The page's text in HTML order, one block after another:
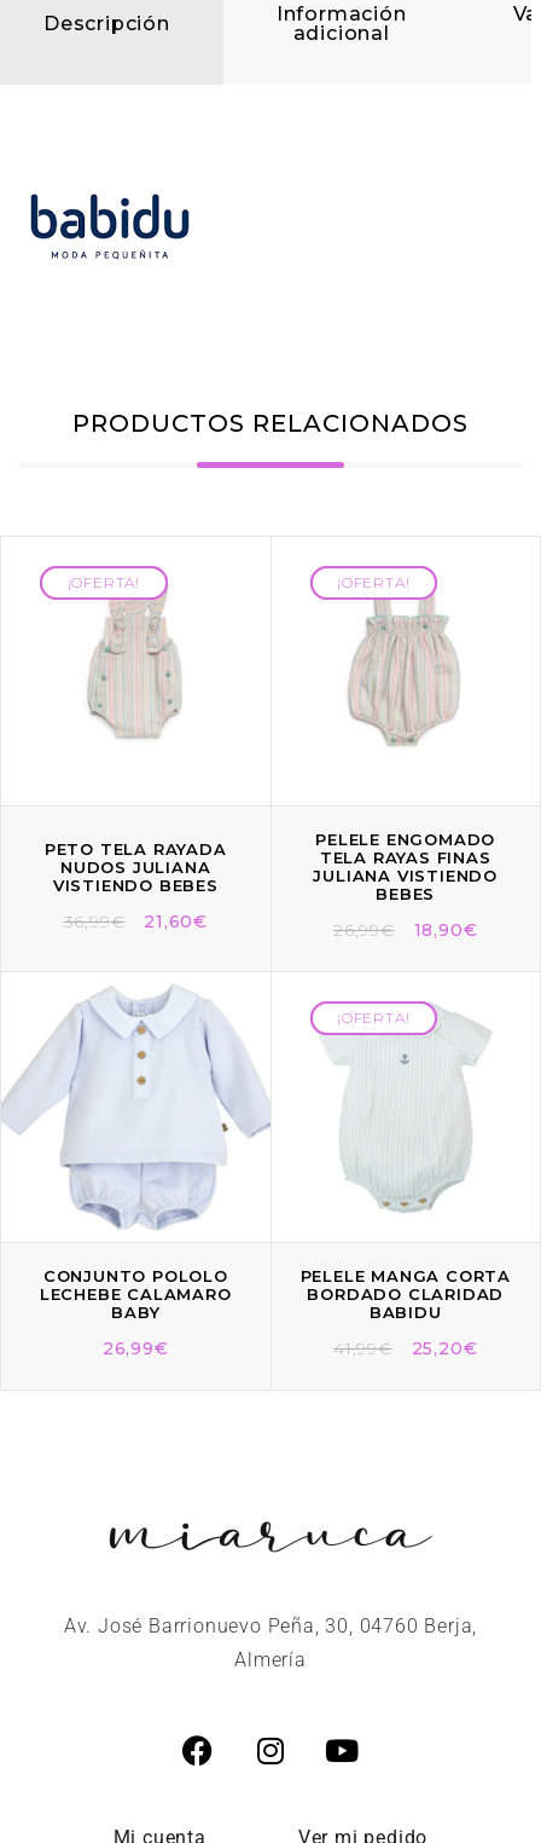
Descripción
Información
adicional
PRODUCTOS RELACIONADOS
¡OFERTA!
¡OFERTA!
PETO TELA RAYADA
NUDOS JULIANA
VISTIENDO BEBES
36,99€ 21,60€
¡OFERTA!
¡OFERTA!
PELELE ENGOMADO
TELA RAYAS FINAS
JULIANA VISTIENDO
BEBES
26,99€ 18,90€
CONJUNTO POLOLO
LECHEBE CALAMARO
BABY
26,99€
¡OFERTA!
¡OFERTA!
PELELE MANGA CORTA
BORDADO CLARIDAD
BABIDU
41,99€ 25,20€
Av. José Barrionuevo Peña, 30, 04760 Berja,
Almería
Mi cuenta Ver mi pedido